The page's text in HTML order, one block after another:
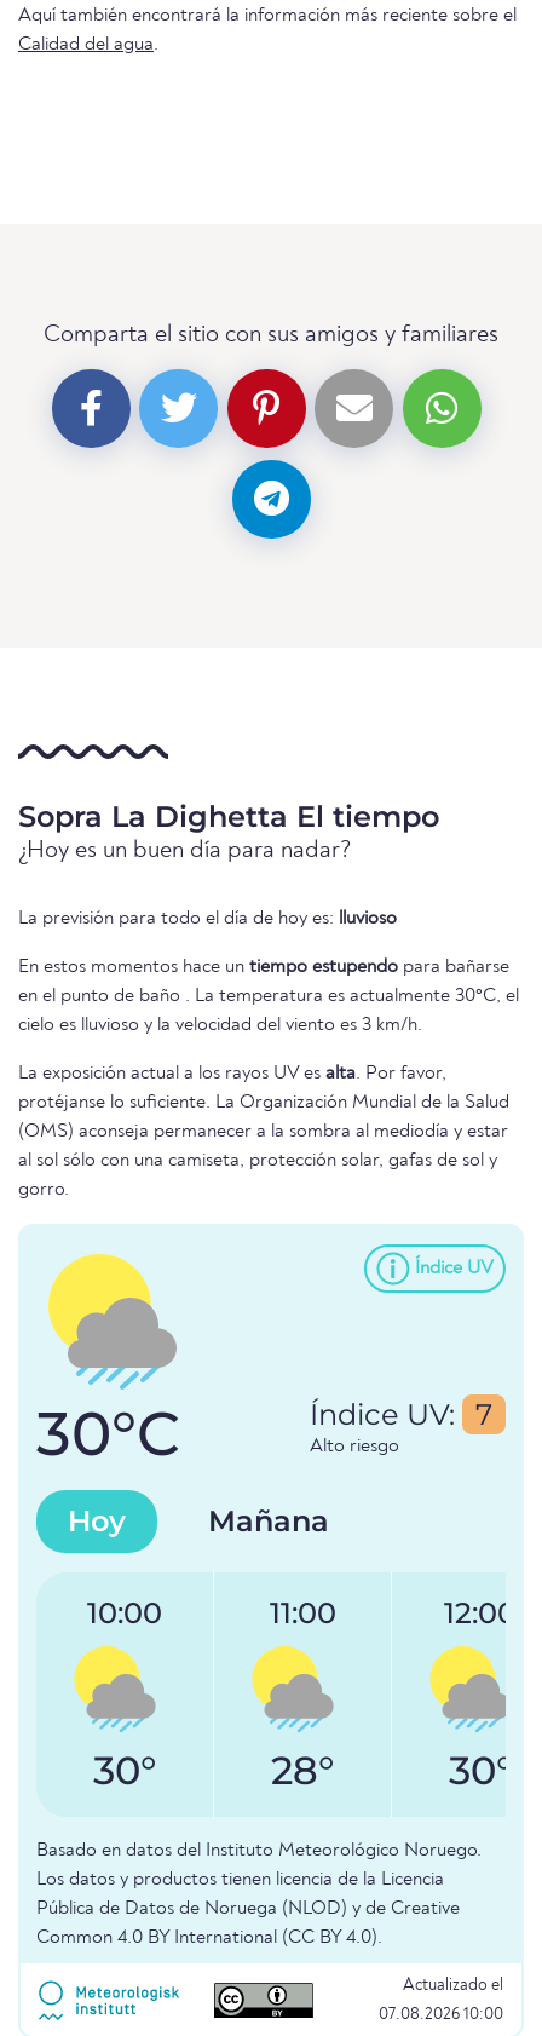
Aquí también encontrará la información más reciente sobre el
Calidad del agua.
Comparta el sitio con sus amigos y familiares
Sopra La Dighetta El tiempo
¿Hoy es un buen día para nadar?
La previsión para todo el día de hoy es: lluvioso
En estos momentos hace un tiempo estupendo para bañarse
en el punto de baño . La temperatura es actualmente 30°C, el
cielo es lluvioso y la velocidad del viento es 3 km/h.
La exposición actual a los rayos UV es alta. Por favor,
protéjanse lo suficiente. La Organización Mundial de la Salud
(OMS) aconseja permanecer a la sombra al mediodía y estar
al sol sólo con una camiseta, protección solar, gafas de sol y
gorro.
Índice UV
30°C Índice UV: 7
Alto riesgo
Hoy Mañana
10:00
30°
11:00
28°
12:00
30°
Basado en datos del Instituto Meteorológico Noruego.
Los datos y productos tienen licencia de la Licencia
Pública de Datos de Noruega (NLOD) y de Creative
Common 4.0 BY International (CC BY 4.0).
Actualizado el
07.08.2026 10:00